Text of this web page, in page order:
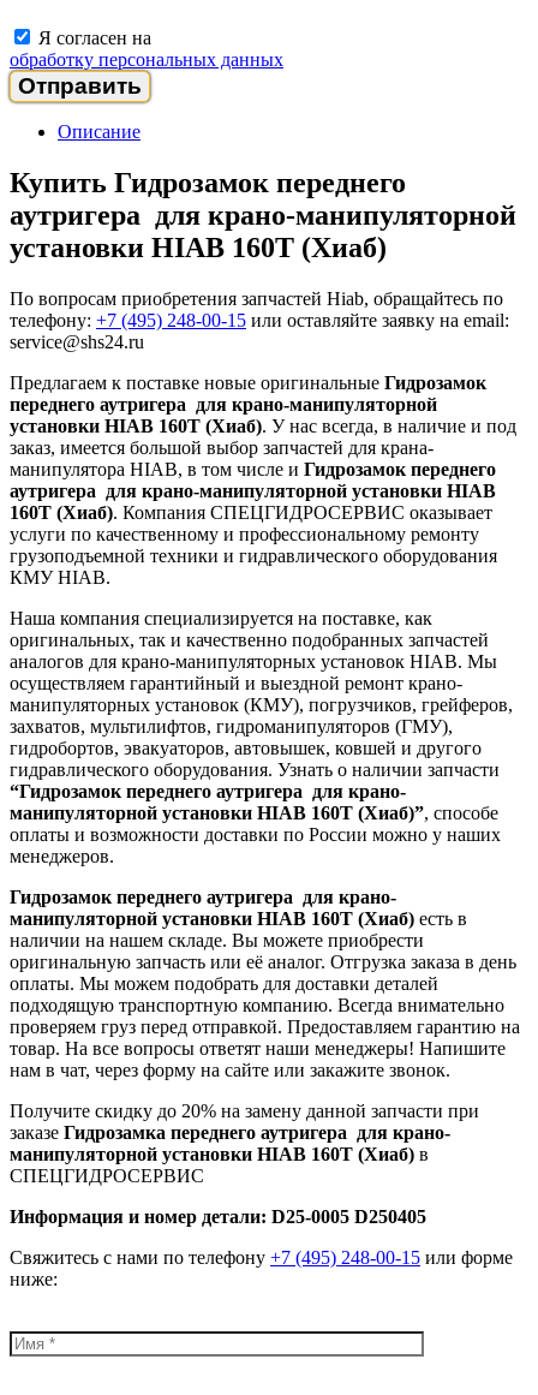
Я согласен на
обработку персональных данных
Описание
Купить Гидрозамок переднего
аутригера для крано-манипуляторной
установки HIAB 160Т (Хиаб)
По вопросам приобретения запчастей Hiab, обращайтесь по
телефону: +7 (495) 248-00-15 или оставляйте заявку на email:
service@shs24.ru
Предлагаем к поставке новые оригинальные Гидрозамок
переднего аутригера для крано-манипуляторной
установки HIAB 160Т (Хиаб). У нас всегда, в наличие и под
заказ, имеется большой выбор запчастей для крана-
манипулятора HIAB, в том числе и Гидрозамок переднего
аутригера для крано-манипуляторной установки HIAB
160Т (Хиаб). Компания СПЕЦГИДРОСЕРВИС оказывает
услуги по качественному и профессиональному ремонту
грузоподъемной техники и гидравлического оборудования
КМУ HIAB.
Наша компания специализируется на поставке, как
оригинальных, так и качественно подобранных запчастей
аналогов для крано-манипуляторных установок HIAB. Мы
осуществляем гарантийный и выездной ремонт крано-
манипуляторных установок (КМУ), погрузчиков, грейферов,
захватов, мультилифтов, гидроманипуляторов (ГМУ),
гидробортов, эвакуаторов, автовышек, ковшей и другого
гидравлического оборудования. Узнать о наличии запчасти
“Гидрозамок переднего аутригера для крано-
манипуляторной установки HIAB 160Т (Хиаб)”, способе
оплаты и возможности доставки по России можно у наших
менеджеров.
Гидрозамок переднего аутригера для крано-
манипуляторной установки HIAB 160Т (Хиаб) есть в
наличии на нашем складе. Вы можете приобрести
оригинальную запчасть или её аналог. Отгрузка заказа в день
оплаты. Мы можем подобрать для доставки деталей
подходящую транспортную компанию. Всегда внимательно
проверяем груз перед отправкой. Предоставляем гарантию на
товар. На все вопросы ответят наши менеджеры! Напишите
нам в чат, через форму на сайте или закажите звонок.
Получите скидку до 20% на замену данной запчасти при
заказе Гидрозамка переднего аутригера для крано-
манипуляторной установки HIAB 160Т (Хиаб) в
СПЕЦГИДРОСЕРВИС
Информация и номер детали: D25-0005 D250405
Свяжитесь с нами по телефону +7 (495) 248-00-15 или форме
ниже: